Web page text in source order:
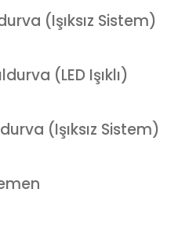
(Işıksız Sistem)
(LED Işıklı)
(Işıksız Sistem)